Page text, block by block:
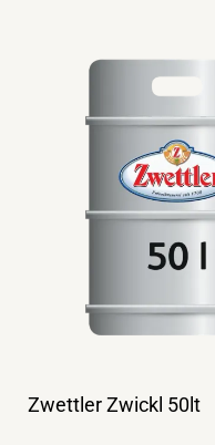
Zwettler Zwickl 50lt